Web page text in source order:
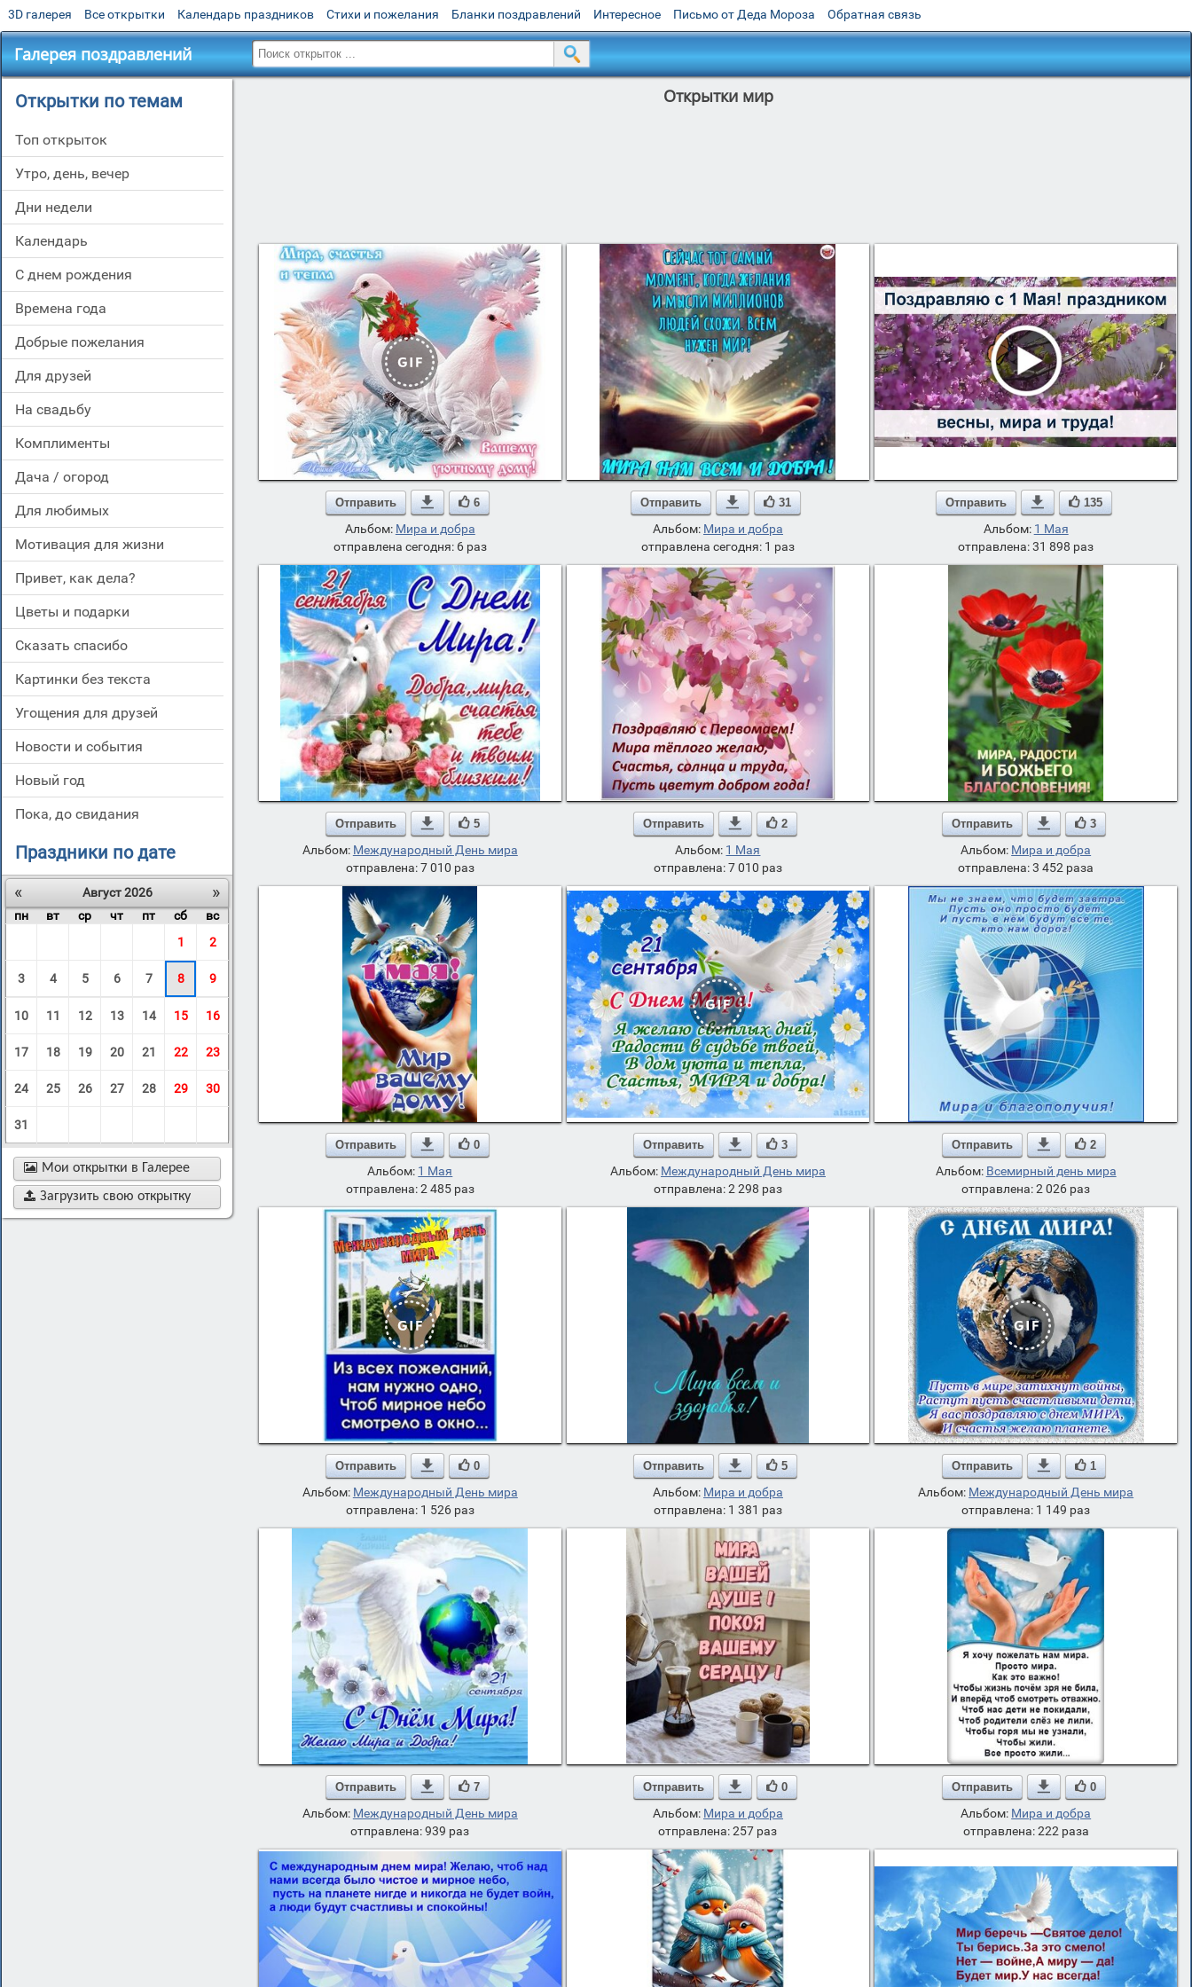
3D галерея Все открытки Календарь праздников Стихи и пожелания Бланки поздравлений Интересное Письмо от Деда Мороза Обратная связь
Галерея поздравлений
Открытки по темам
Топ открыток
утро, день, вечер
дни недели
Календарь
c днем рождения
времена года
добрые пожелания
для друзей
на свадьбу
комплименты
дача / огород
для любимых
мотивация для жизни
привет, как дела?
цветы и подарки
сказать спасибо
картинки без текста
угощения для друзей
новости и события
новый год
пока, до свидания
Праздники по дате
«
»
Август 2026
пн
вт ср чт пт сб
вс
1
2
3 4 5 6 7 8 9
10 11 12 13 14 15 16
17 18 19 20 21 22 23
24 25 26 27 28 29 30
31
 Мои открытки в Галерее
 Загрузить свою открытку
Открытки мир
Отправить  6
Альбом: Мира и добра
отправлена сегодня: 6 раз
Отправить  31
Альбом: Мира и добра
отправлена сегодня: 1 раз
Отправить  135
Альбом: 1 Мая
отправлена: 31 898 раз
Отправить  5
Альбом: Международный День мира
отправлена: 7 010 раз
Отправить  2
Альбом: 1 Мая
отправлена: 7 010 раз
Отправить  3
Альбом: Мира и добра
отправлена: 3 452 раза
Отправить  0
Альбом: 1 Мая
отправлена: 2 485 раз
Отправить  3
Альбом: Международный День мира
отправлена: 2 298 раз
Отправить  2
Альбом: Всемирный день мира
отправлена: 2 026 раз
Отправить  0
Альбом: Международный День мира
отправлена: 1 526 раз
Отправить  5
Альбом: Мира и добра
отправлена: 1 381 раз
Отправить  1
Альбом: Международный День мира
отправлена: 1 149 раз
Отправить  7
Альбом: Международный День мира
отправлена: 939 раз
Отправить  0
Альбом: Мира и добра
отправлена: 257 раз
Отправить  0
Альбом: Мира и добра
отправлена: 222 раза